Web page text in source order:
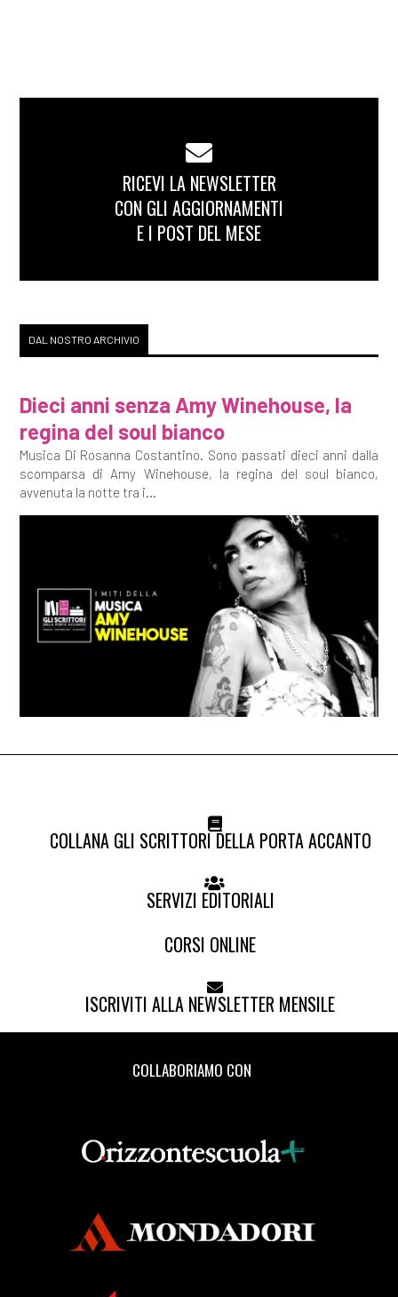
RICEVI LA NEWSLETTER
CON GLI AGGIORNAMENTI
E I POST DEL MESE
DAL NOSTRO ARCHIVIO
Dieci anni senza Amy Winehouse, la
regina del soul bianco
Musica Di Rosanna Costantino. Sono passati dieci anni dalla
scomparsa di Amy Winehouse, la regina del soul bianco,
avvenuta la notte tra i...
COLLANA GLI SCRITTORI DELLA PORTA ACCANTO
SERVIZI EDITORIALI
CORSI ONLINE
ISCRIVITI ALLA NEWSLETTER MENSILE
COLLABORIAMO CON